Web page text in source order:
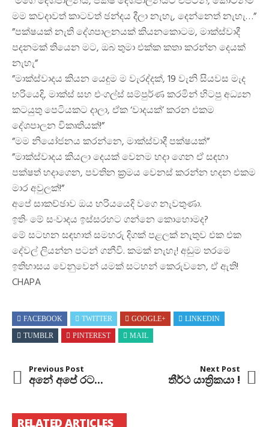
මම කවදාවත් කාටවත් ඡන්දය දීලා නැහැ, දෙන්නෙත් නැහැ…”
”පක්ෂයක් නැති දේශපාලනයක් කියනකොටම, මාක්ස්වාදී
පදනමක් තියෙන මට, ඔබ තුමා එක්ක කතා කරන්න දෙයක්
නැහැ”
”මාක්ස්වාදය කියන යෙදුම ම වැරද්දක්, 19 වැනි සියවස මැද
හරියෙදි, මාක්ස් සහ එංගල්ස් සම්පුර්ණ කරමින් හිටපු අධ්‍යන
කටයුතු පෙටියකට දාලා, ඒක ‘වාදයක්’ කරන එකම
දේශපාලන විකෘතියක්!”
”මම නියෝජනය කරන්නෙ, මාක්ස්වාදී පක්ෂයක්”
”මාක්ස්වාදය කියලා දෙයක් වෙනම හදා ගෙන ඒ සඳහා
පක්ෂත් හදාගෙන, පවතින ක්‍රමය වෙනස් කරන්න හදන එකම
මාර අවුලක්!”
අපේ සාකච්ඡාව ඔය හරියයෙදි වගෙ නැවතුණා.
ඉතිං මේ සංවාදය ඉස්සරහට ගන්නෙ කොහොමද?
මේ සටහන සඳහාත් සමහරු දිගක් පළලක් නැතුව එක එක
දේවල් ලියන්න පටන් ගනීවි. කමක් නැහැ! අඩුම තරමෙ
ඉතිහාසය වෙනුවෙන් යමක් සටහන් කෙරුවනෙ, ඒ ඇති!
CHAPA
FACEBOOK TWITTER GOOGLE+
LINKEDIN
TUMBLR
PINTEREST MAIL
Previous Post
අනේ අපේ රට...
Next Post
තීර්ථ යාත්‍රිකයා !
RELATED ARTICLES